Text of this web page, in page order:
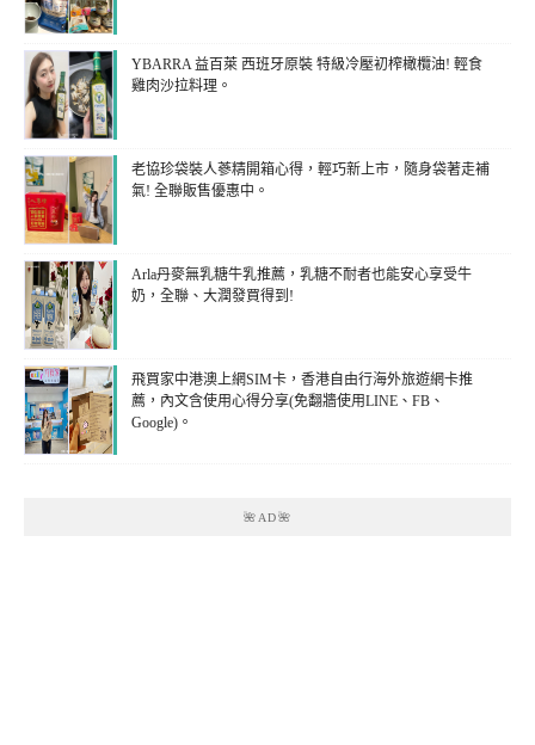
YBARRA 益百萊 西班牙原裝 特級冷壓初榨橄欖油! 輕食
雞肉沙拉料理。
老協珍袋裝人蔘精開箱心得，輕巧新上市，隨身袋著走補
氣! 全聯販售優惠中。
Arla丹麥無乳糖牛乳推薦，乳糖不耐者也能安心享受牛
奶，全聯、大潤發買得到!
飛買家中港澳上網SIM卡，香港自由行海外旅遊網卡推
薦，內文含使用心得分享(免翻牆使用LINE、FB、
Google)。
🌺AD🌺